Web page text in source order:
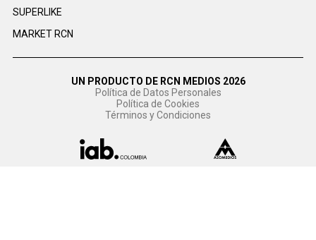
SUPERLIKE
MARKET RCN
UN PRODUCTO DE RCN MEDIOS 2026
Política de Datos Personales
Política de Cookies
Términos y Condiciones